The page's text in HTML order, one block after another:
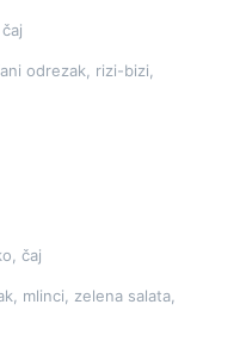
odrezak, rizi-bizi,
čaj
mlinci, zelena salata,